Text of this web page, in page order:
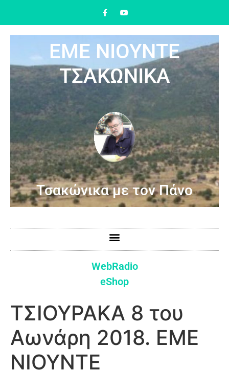
ΕΜΕ ΝΙΟΥΝΤΕ
ΤΣΑΚΩΝΙΚΑ
Τσακώνικα με τον Πάνο
WebRadio
eShop
ΤΣΙΟΥΡΑΚΑ 8 του
Αωνάρη 2018. ΕΜΕ
ΝΙΟΥΝΤΕ